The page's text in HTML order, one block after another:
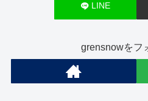
LINE
grensnowをフ